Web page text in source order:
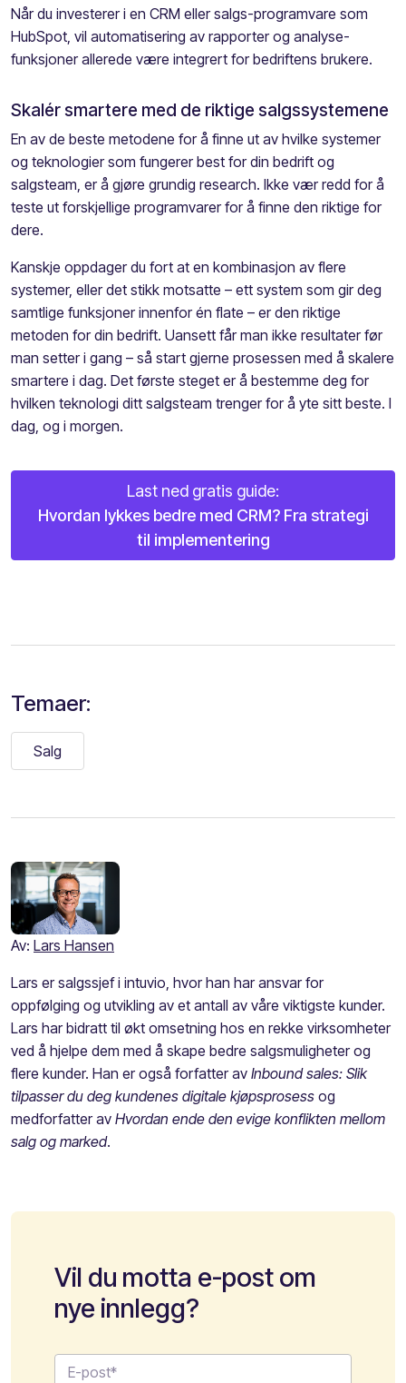
Når du investerer i en CRM eller salgs-programvare som
HubSpot, vil automatisering av rapporterog analyse-
funksjoner allerede være integrert for bedriftens brukere.
Skalérsmartere med de riktige salgssystemene
En av de beste metodene for å finne ut av hvilke systemer
og teknologiersom fungerer best for din bedrift og
salgsteam, er å gjøre grundig research. Ikke vær redd for å
teste ut forskjellige programvarer for å finne den riktige for
dere.
Kanskje oppdager du fort at en kombinasjon av flere
systemer, eller det stikk motsatte – ett system som gir deg
samtlige funksjoner innenfor én flate – er den riktige
metoden for din bedrift. Uansett får man ikke resultater før
man setter i gang – så start gjerne prosessen med å skalere
smartere i dag. Det første steget er å bestemme deg for
hvilken teknologi ditt salgsteam trenger for å yte sitt beste. I
dag, og i morgen.
Last ned gratis guide:
Hvordan lykkes bedre med CRM? Fra strategi
til implementering
Temaer:
Salg
Av: Lars Hansen
Lars er salgssjef i intuvio, hvor han har ansvar for
oppfølging og utvikling av et antall av våre viktigste kunder.
Lars har bidratt til økt omsetning hos en rekke virksomheter
ved å hjelpe dem med å skape bedre salgsmuligheter og
flere kunder. Han er også forfatter av Inbound sales: Slik
tilpasser du deg kundenes digitale kjøpsprosess og
medforfatter av Hvordan ende den evige konflikten mellom
salg og marked.
Vil du motta e-post om
nye innlegg?